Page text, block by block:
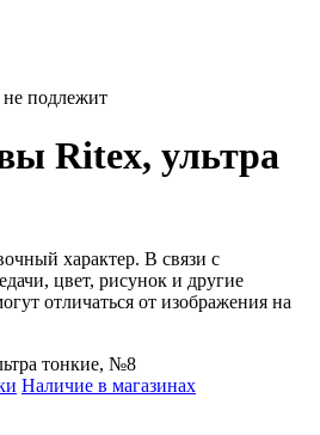
не подлежит
Ritex, ультра
характер. В связи с
цвет, рисунок и другие
отличаться от изображения на
Наличие в магазинах